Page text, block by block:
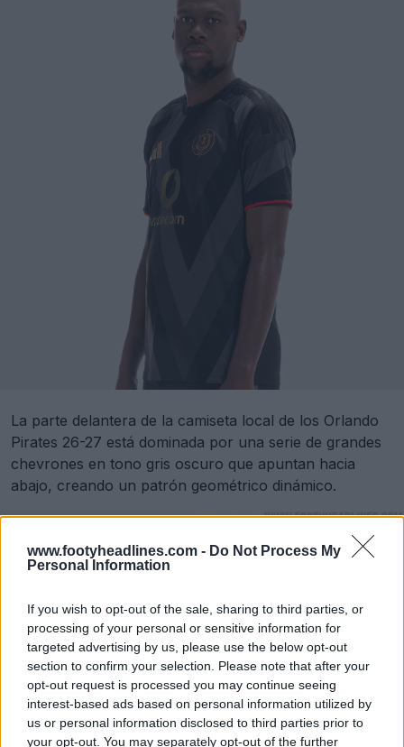
www.footyheadlines.com - Do Not Process My
Personal Information
If you wish to opt-out of the sale, sharing to third parties, or
processing of your personal or sensitive information for
targeted advertising by us, please use the below opt-out
section to confirm your selection. Please note that after your
opt-out request is processed you may continue seeing
interest-based ads based on personal information utilized by
us or personal information disclosed to third parties prior to
your opt-out. You may separately opt-out of the further
La parte delantera de la camiseta local de los Orlando
Pirates 26-27 está dominada por una serie de grandes
chevrones en tono gris oscuro que apuntan hacia
abajo, creando un patrón geométrico dinámico.